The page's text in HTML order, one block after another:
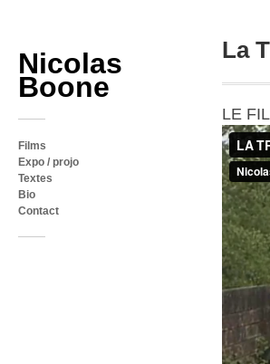
Nicolas
Boone
Films
Expo / projo
Textes
Bio
Contact
La
LE